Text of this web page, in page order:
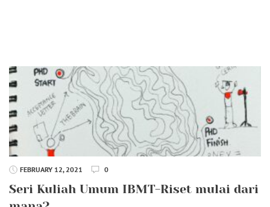
FEBRUARY 12, 2021 0
Seri Kuliah Umum IBMT-Riset mulai dari